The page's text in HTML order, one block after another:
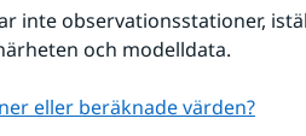
inte observationsstationer,
och modelldata.
eller beräknade värden?